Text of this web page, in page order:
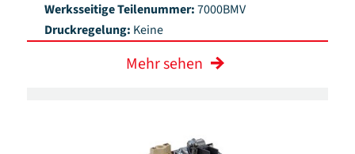
Werksseitige Teilenummer:7000BMV
Druckregelung: Keine
Mehr sehen